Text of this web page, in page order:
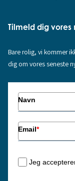
Tilmeld dig vores
Bare rolig, vi kommer
dig om vores seneste
Navn
Email*
Jeg